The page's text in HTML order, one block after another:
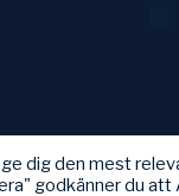
dig den mest
godkänner du